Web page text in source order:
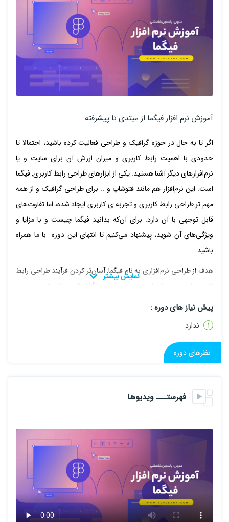
آموزش نرم افزار فیگما از مبتدی تا پیشرفته
اگر تا به حال در حوزه گرافیک و طراحی فعالیت کرده باشید، احتمالا تا
حدودی با اهمیت رابط کاربری و میزان ارزش آن برای سایت و یا
نرم‌افزارهای دیگر آشنا هستید. یکی از ابزارهای طراحی رابط کاربری, فیگما
است. این نرم‌افزار هم مانند فتوشاپ و .. برای طراحی گرافیک و از همه
مهم تر طراحی رابط کاربری و تجربه ی کاربری ایجاد شده، اما تفاوت‌های
قابل توجهی با آن دارد. برای آن‌که بدانید فیگما چیست و با مزایا و
ویژگی‌های آن شوید، پیشنهاد می‌کنیم تا انتهای این دوره با ما همراه
باشید.
هدف از طراحی نرم‌افزاری به نام فیگما, آسان‌تر کردن فرآیند طراحی رابط
حالت ممکن آنچه را که در ذهنشان دارند، به تصویر بکشند. لازم به ذکر
است که امکان استفاده از فیگما در قالب اپلیکیشن و بر روی گوشی نیز
میسر است. اگر شما هم به تازگی قصد دارید به حوزه طراحی رابط کاربری
وارد شوید و در این زمینه آموزش ببینید، پیشنهاد می‌کنیم از یادگیری
فیگما غافل نباشید!
من در این دوره سعی کردم تمامی قسمت های این ابزار قدرتمند را برای
دیدگاه یک طراح رابط کاربری آماده کنم
این دوره برای دومین بار به صورت کامل آپدیت شده است و من سعی
کرده ام که مطالب و شیوه تدریس را برای شما عزیزان ارتقا دهم .
سرفصل های دوره :
پیش نیاز های دوره :
ندارد
نظرهای دوره
فهرستـــ ویدیوها